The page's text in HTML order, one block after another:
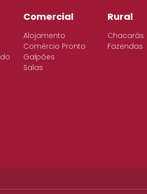
Comercial
Alojamento
Comércio Pronto
Galpões
Salas
Rural
Chacarás
Fazendas